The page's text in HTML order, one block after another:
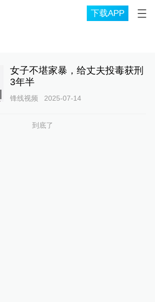
下载APP
女子不堪家暴，给丈夫投毒获刑
3年半
锋线视频 2025-07-14
到底了